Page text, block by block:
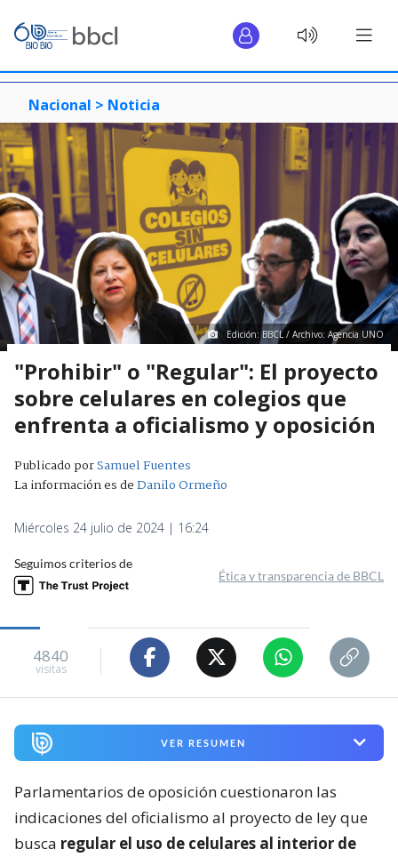
Nacional > Noticia
Edición: BBCL / Archivo: Agencia UNO
"Prohibir" o "Regular": El proyecto
sobre celulares en colegios que
enfrenta a oficialismo y oposición
Publicado porSamuel Fuentes
La información es deDanilo Ormeño
Miércoles 24 julio de 2024 | 16:24
Seguimos criterios de
Ética y transparencia de BBCL
4840
visitas
VER RESUMEN
Parlamentarios de oposición cuestionaron las
indicaciones del oficialismo al proyecto de ley que
busca regular el uso de celulares al interior de